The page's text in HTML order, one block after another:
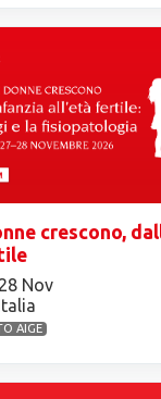
crescono,
Nov
AIGE